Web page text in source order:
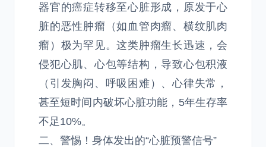
器官的癌症转移至心脏形成，原发于心
脏的恶性肿瘤（如血管肉瘤、横纹肌肉
瘤）极为罕见。这类肿瘤生长迅速，会
侵犯心肌、心包等结构，导致心包积液
（引发胸闷、呼吸困难）、心律失常，
甚至短时间内破坏心脏功能，5年生存率
不足10%。
二、警惕！身体发出的“心脏预警信号”